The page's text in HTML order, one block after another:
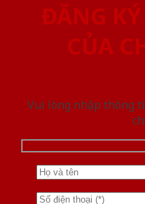
ĐĂNG
CỦA
Vui lòng nhập thông